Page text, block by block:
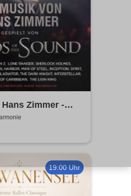
Zimmer -
Lords of the
19:00 Uhr